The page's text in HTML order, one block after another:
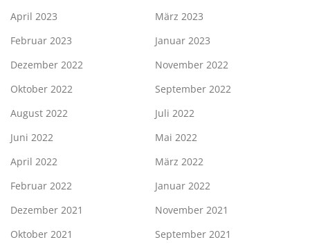
April 2023
März 2023
Februar 2023
Januar 2023
Dezember 2022
November 2022
Oktober 2022
September 2022
August 2022
Juli 2022
Juni 2022
Mai 2022
April 2022
März 2022
Februar 2022
Januar 2022
Dezember 2021
November 2021
Oktober 2021
September 2021